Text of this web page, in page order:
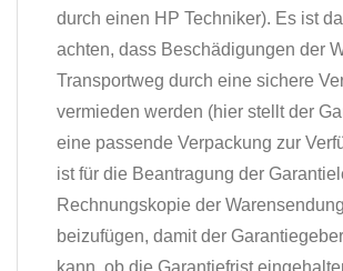
durch einen HP Techniker). Es ist
achten, dass Beschädigungen der
Transportweg durch eine sichere
vermieden werden (hier stellt der
eine passende Verpackung zur
ist für die Beantragung der
Rechnungskopie der Warensendung
beizufügen, damit der
kann, ob die Garantiefrist